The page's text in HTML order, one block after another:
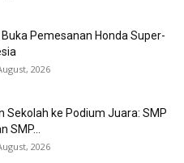
Pemesanan Honda Super-
2026
Sekolah ke Podium Juara: SMP
SMP...
2026